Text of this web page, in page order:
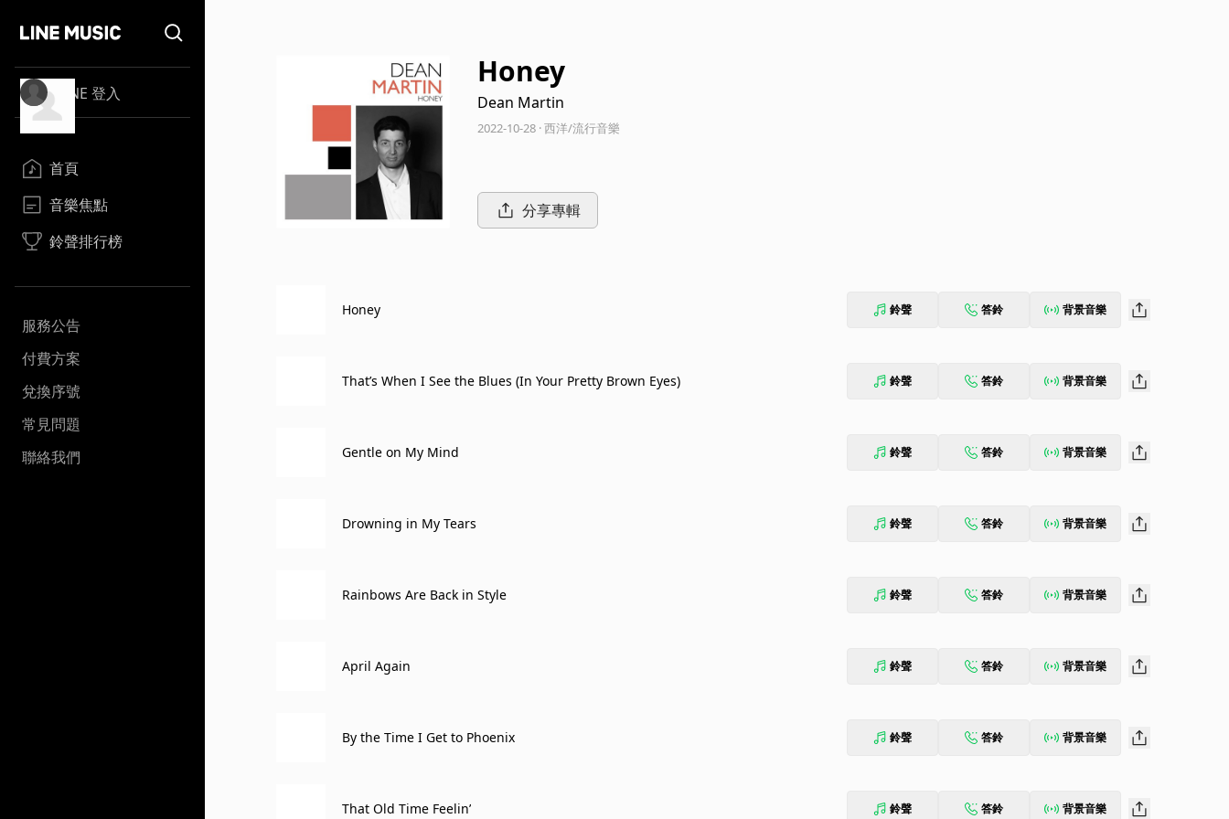
LINE 登入
首頁
音樂焦點
鈴聲排行榜
服務公告
付費方案
兌換序號
常見問題
聯絡我們
Honey
Dean Martin
2022-10-28 · 西洋/流行音樂
分享專輯
Honey 鈴聲 答鈴 背景音樂
That’s When I See the Blues (In Your Pretty Brown Eyes) 鈴聲 答鈴 背景音樂
Gentle on My Mind 鈴聲 答鈴 背景音樂
Drowning in My Tears 鈴聲 答鈴 背景音樂
Rainbows Are Back in Style 鈴聲 答鈴 背景音樂
April Again 鈴聲 答鈴 背景音樂
By the Time I Get to Phoenix 鈴聲 答鈴 背景音樂
That Old Time Feelin’ 鈴聲 答鈴 背景音樂